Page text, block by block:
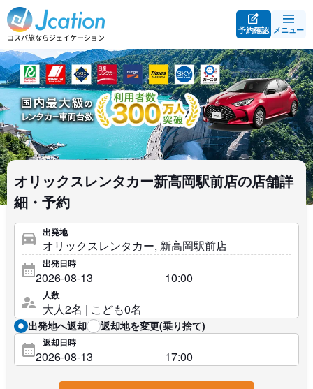
予約確認 メニュー
オリックスレンタカー新高岡駅前店の店舗詳
細・予約
出発地
出発日時
人数
出発地へ返却 返却地を変更(乗り捨て)
返却日時